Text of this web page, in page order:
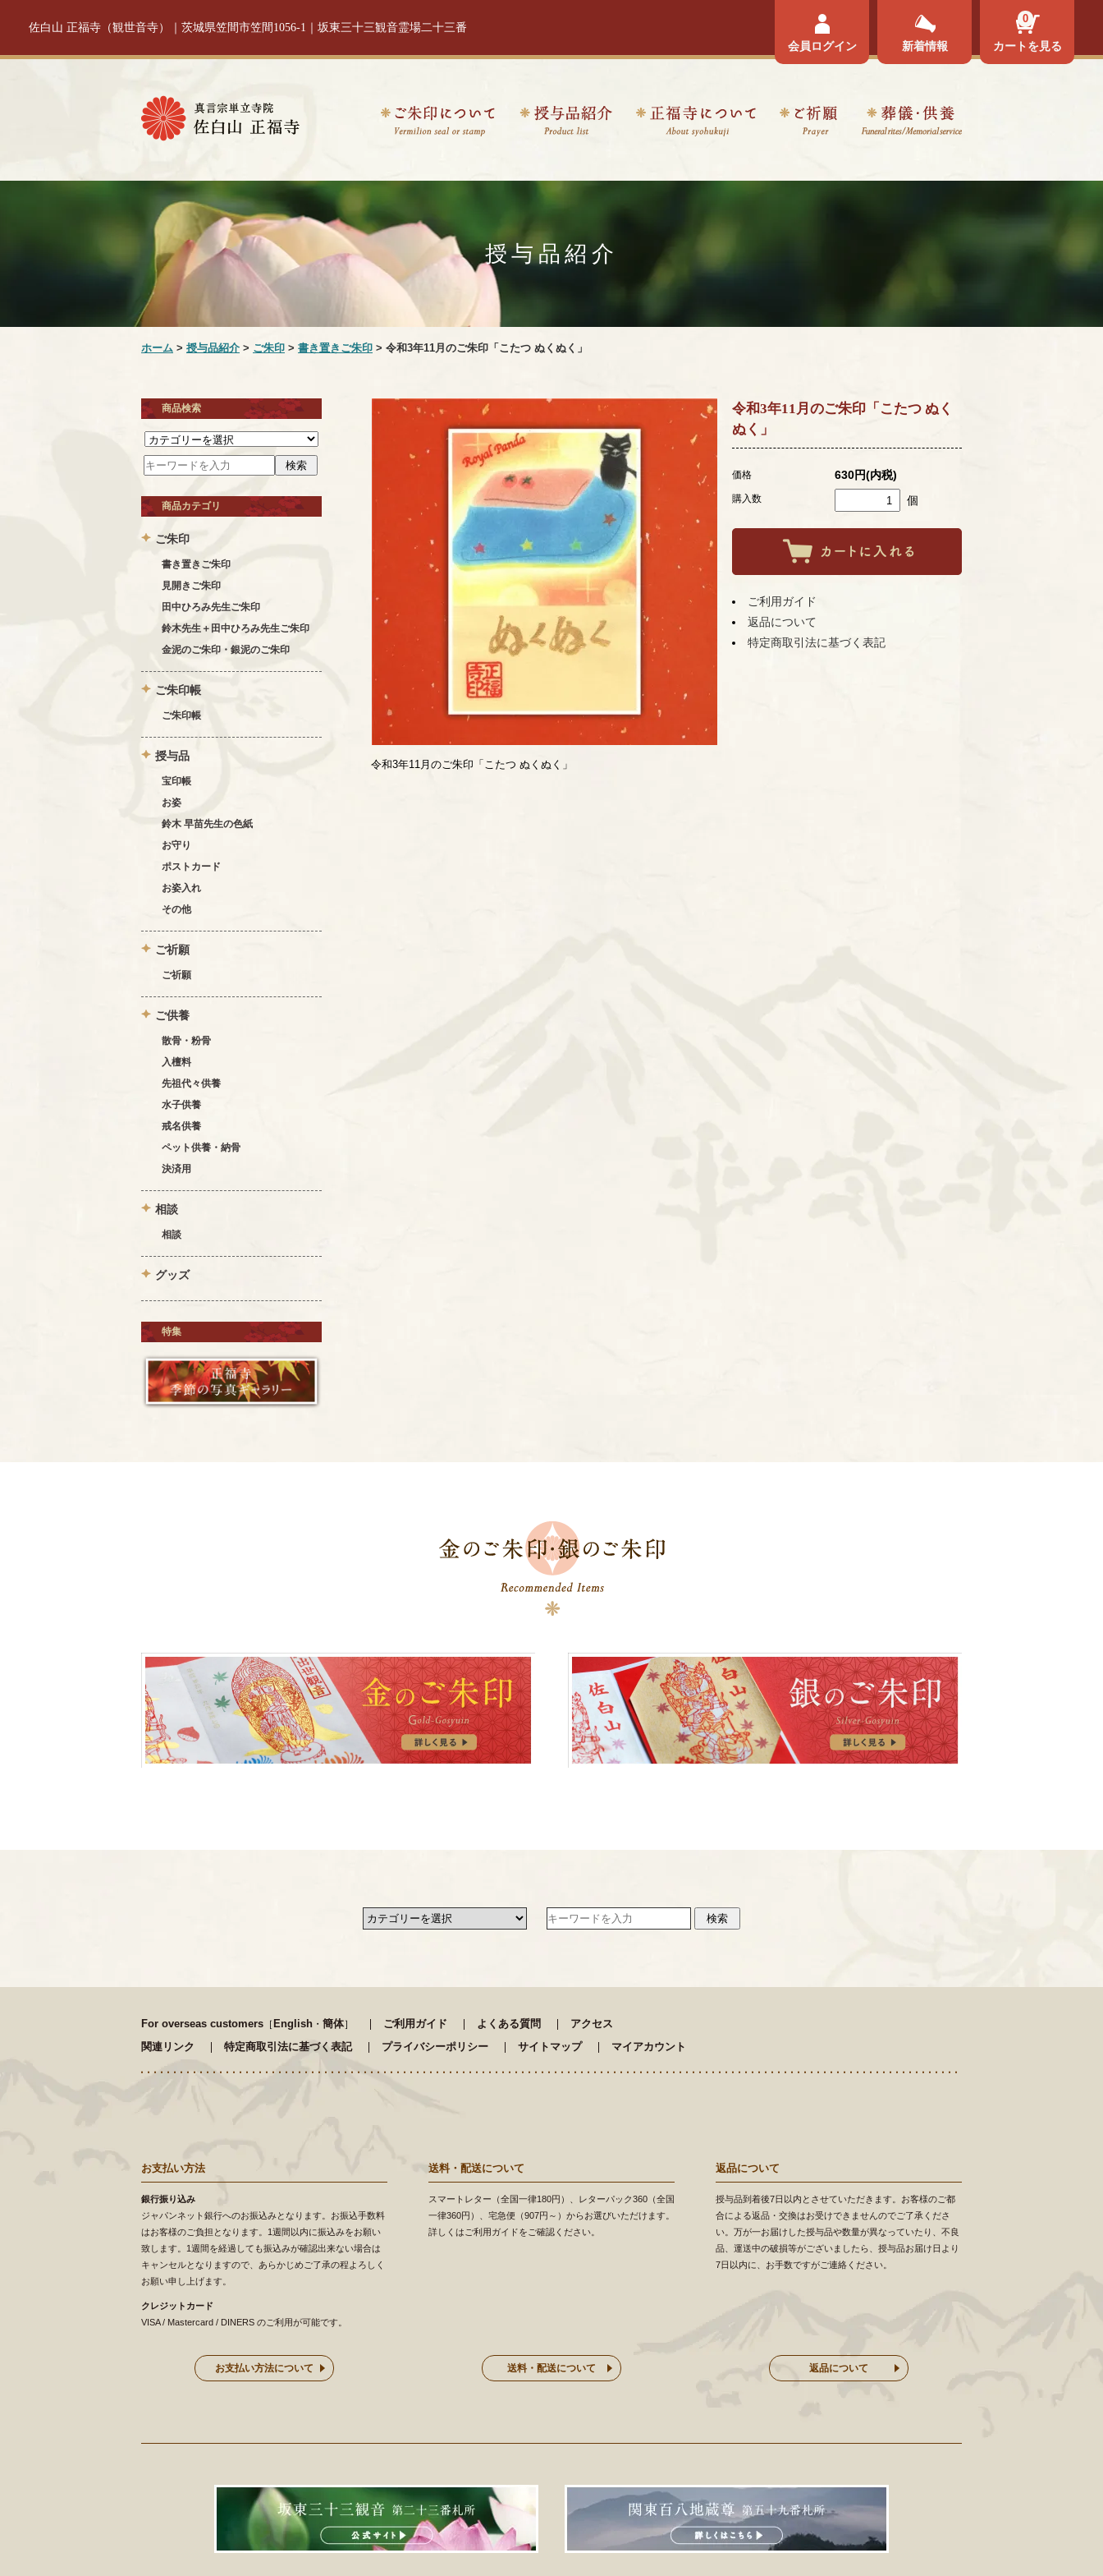
佐白山 正福寺（観世音寺）｜茨城県笠間市笠間1056-1｜坂東三十三観音霊場二十三番
会員ログイン
新着情報 カートを見る
0
授与品紹介
ホーム > 授与品紹介 > ご朱印 > 書き置きご朱印 > 令和3年11月のご朱印「こたつ ぬくぬく」
令和3年11月のご朱印「こたつ ぬく
ぬく」
価格 630円(内税)
購入数 個
ご利用ガイド
返品について
特定商取引法に基づく表記
令和3年11月のご朱印「こたつ ぬくぬく」
商品検索
商品カテゴリ
ご朱印
書き置きご朱印
見開きご朱印
田中ひろみ先生ご朱印
鈴木先生＋田中ひろみ先生ご朱印
金泥のご朱印・銀泥のご朱印
ご朱印帳
ご朱印帳
授与品
宝印帳
お姿
鈴木 早苗先生の色紙
お守り
ポストカード
お姿入れ
その他
ご祈願
ご祈願
ご供養
散骨・粉骨
入檀料
先祖代々供養
水子供養
戒名供養
ペット供養・納骨
決済用
相談
相談
グッズ
特集
For overseas customers ［ English ・ 簡体］ ご利用ガイド よくある質問
アクセス
関連リンク
特定商取引法に基づく表記 プライバシーポリシー サイトマップ マイアカウント
お支払い方法
銀行振り込み
ジャパンネット銀行へのお振込みとなります。お振込手数料
はお客様のご負担となります。1週間以内に振込みをお願い
致します。1週間を経過しても振込みが確認出来ない場合は
キャンセルとなりますので、あらかじめご了承の程よろしく
お願い申し上げます。
クレジットカード
VISA / Mastercard / DINERS のご利用が可能です。
お支払い方法について
送料・配送について
スマートレター（全国一律180円）、レターパック360（全国
一律360円）、宅急便（907円～）からお選びいただけます。
詳しくはご利用ガイドをご確認ください。
送料・配送について
返品について
授与品到着後7日以内とさせていただきます。お客様のご都
合による返品・交換はお受けできませんのでご了承くださ
い。万が一お届けした授与品や数量が異なっていたり、不良
品、運送中の破損等がございましたら、授与品お届け日より
7日以内に、お手数ですがご連絡ください。
返品について